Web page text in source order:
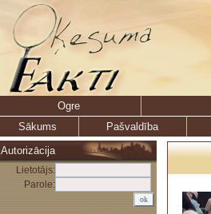
Ogre
Sākums
Pašvaldība
Autorizācija
Lietotājs:
Parole: